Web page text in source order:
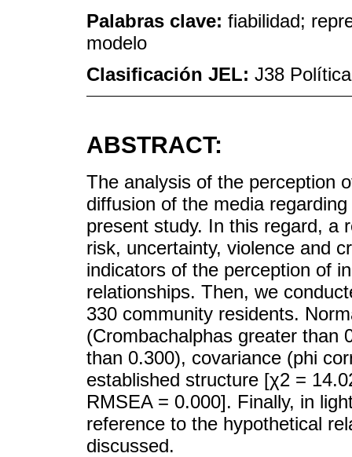
Palabras clave: fiabilidad;
modelo
Clasificación JEL: J38
ABSTRACT:
The analysis of the perception
diffusion of the media
present study. In this regard, a
risk, uncertainty, violence and
indicators of the perception of
relationships. Then, we
330 community residents.
(Crombachalphas greater than
than 0.300), covariance (phi
established structure [χ2 =
RMSEA = 0.000]. Finally, in
reference to the hypothetical
discussed.